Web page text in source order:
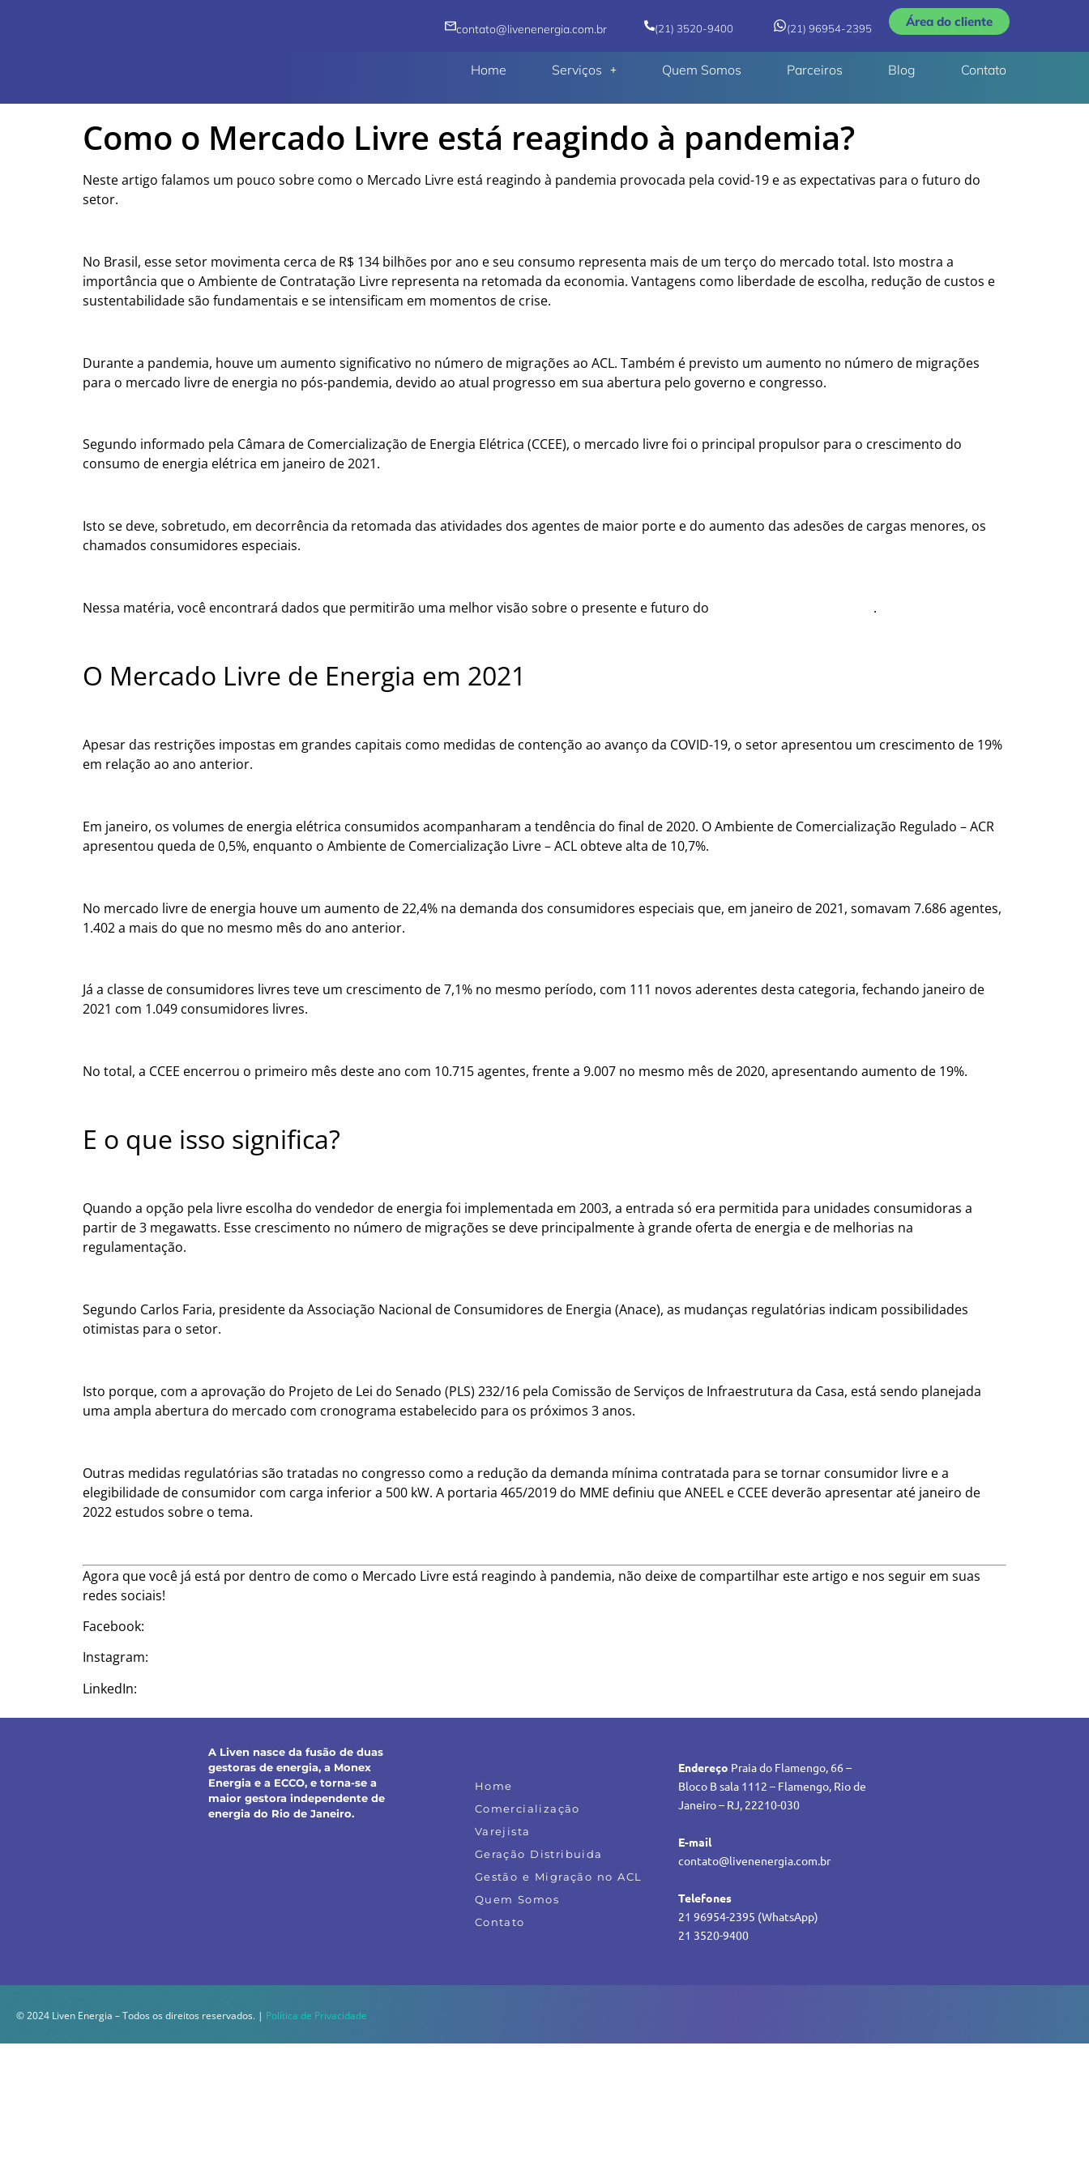
contato@livenenergia.com.br (21) 3520-9400 (21) 96954-2395 Área do cliente
Home Serviços Quem Somos Parceiros Blog Contato
Como o Mercado Livre está reagindo à pandemia?
Neste artigo falamos um pouco sobre como o Mercado Livre está reagindo à pandemia provocada pela covid-19 e as expectativas para o futuro do
setor.
No Brasil, esse setor movimenta cerca de R$ 134 bilhões por ano e seu consumo representa mais de um terço do mercado total. Isto mostra a
importância que o Ambiente de Contratação Livre representa na retomada da economia. Vantagens como liberdade de escolha, redução de custos e
sustentabilidade são fundamentais e se intensificam em momentos de crise.
Durante a pandemia, houve um aumento significativo no número de migrações ao ACL. Também é previsto um aumento no número de migrações
para o mercado livre de energia no pós-pandemia, devido ao atual progresso em sua abertura pelo governo e congresso.
Segundo informado pela Câmara de Comercialização de Energia Elétrica (CCEE), o mercado livre foi o principal propulsor para o crescimento do
consumo de energia elétrica em janeiro de 2021.
Isto se deve, sobretudo, em decorrência da retomada das atividades dos agentes de maior porte e do aumento das adesões de cargas menores, os
chamados consumidores especiais.
Nessa matéria, você encontrará dados que permitirão uma melhor visão sobre o presente e futuro do .
O Mercado Livre de Energia em 2021
Apesar das restrições impostas em grandes capitais como medidas de contenção ao avanço da COVID-19, o setor apresentou um crescimento de 19%
em relação ao ano anterior.
Em janeiro, os volumes de energia elétrica consumidos acompanharam a tendência do final de 2020. O Ambiente de Comercialização Regulado – ACR
apresentou queda de 0,5%, enquanto o Ambiente de Comercialização Livre – ACL obteve alta de 10,7%.
No mercado livre de energia houve um aumento de 22,4% na demanda dos consumidores especiais que, em janeiro de 2021, somavam 7.686 agentes,
1.402 a mais do que no mesmo mês do ano anterior.
Já a classe de consumidores livres teve um crescimento de 7,1% no mesmo período, com 111 novos aderentes desta categoria, fechando janeiro de
2021 com 1.049 consumidores livres.
No total, a CCEE encerrou o primeiro mês deste ano com 10.715 agentes, frente a 9.007 no mesmo mês de 2020, apresentando aumento de 19%.
E o que isso significa?
Quando a opção pela livre escolha do vendedor de energia foi implementada em 2003, a entrada só era permitida para unidades consumidoras a
partir de 3 megawatts. Esse crescimento no número de migrações se deve principalmente à grande oferta de energia e de melhorias na
regulamentação.
Segundo Carlos Faria, presidente da Associação Nacional de Consumidores de Energia (Anace), as mudanças regulatórias indicam possibilidades
otimistas para o setor.
Isto porque, com a aprovação do Projeto de Lei do Senado (PLS) 232/16 pela Comissão de Serviços de Infraestrutura da Casa, está sendo planejada
uma ampla abertura do mercado com cronograma estabelecido para os próximos 3 anos.
Outras medidas regulatórias são tratadas no congresso como a redução da demanda mínima contratada para se tornar consumidor livre e a
elegibilidade de consumidor com carga inferior a 500 kW. A portaria 465/2019 do MME definiu que ANEEL e CCEE deverão apresentar até janeiro de
2022 estudos sobre o tema.
Agora que você já está por dentro de como o Mercado Livre está reagindo à pandemia, não deixe de compartilhar este artigo e nos seguir em suas
redes sociais!
Facebook:
Instagram:
LinkedIn:
A Liven nasce da fusão de duas
gestoras de energia, a Monex
Energia e a ECCO, e torna-se a
maior gestora independente de
energia do Rio de Janeiro.
Home
Comercialização
Varejista
Geração Distribuida
Gestão e Migração no ACL
Quem Somos
Contato
Endereço Praia do Flamengo, 66 –
Bloco B sala 1112 – Flamengo, Rio de
Janeiro – RJ, 22210-030
E-mail
contato@livenenergia.com.br
Telefones
21 96954-2395 (WhatsApp)
21 3520-9400
© 2024 Liven Energia – Todos os direitos reservados. | Política de Privacidade